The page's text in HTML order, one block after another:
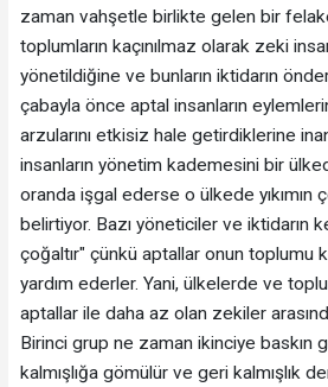
zaman vahşetle birlikte gelen bir
toplumların kaçınılmaz olarak zeki
yönetildiğine ve bunların iktidarın
çabayla önce aptal insanların
arzularını etkisiz hale getirdiklerine
insanların yönetim kademesini bir
oranda işgal ederse o ülkede yıkımın
belirtiyor. Bazı yöneticiler ve iktidarın
çoğaltır" çünkü aptallar onun toplumu
yardım ederler. Yani, ülkelerde ve
aptallar ile daha az olan zekiler
Birinci grup ne zaman ikinciye baskın
kalmışlığa gömülür ve geri kalmışlık